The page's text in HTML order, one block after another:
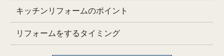
キッチンリフォームのポイント
リフォームをするタイミング